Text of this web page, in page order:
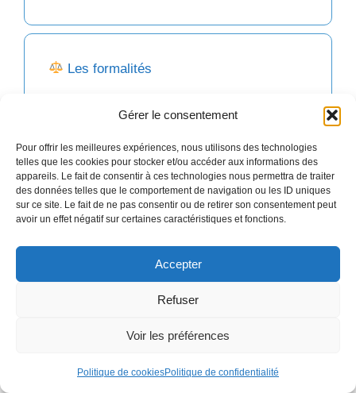
Gérer le consentement
Pour offrir les meilleures expériences, nous utilisons des technologies
telles que les cookies pour stocker et/ou accéder aux informations des
appareils. Le fait de consentir à ces technologies nous permettra de traiter
des données telles que le comportement de navigation ou les ID uniques
sur ce site. Le fait de ne pas consentir ou de retirer son consentement peut
avoir un effet négatif sur certaines caractéristiques et fonctions.
Accepter
Refuser
Voir les préférences
Politique de cookiesPolitique de confidentialité
Les formalités
Le financement
Les aides